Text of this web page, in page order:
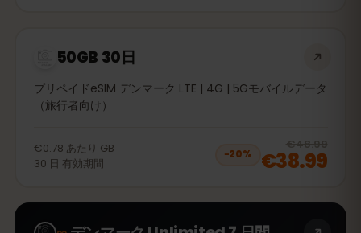
50GB 30日
プリペイドeSIM デンマーク LTE | 4G | 5Gモバイルデータ
（旅行者向け）
€0.78 あたり GB
30 日 有効期間
−20%
€48.99
€38.99